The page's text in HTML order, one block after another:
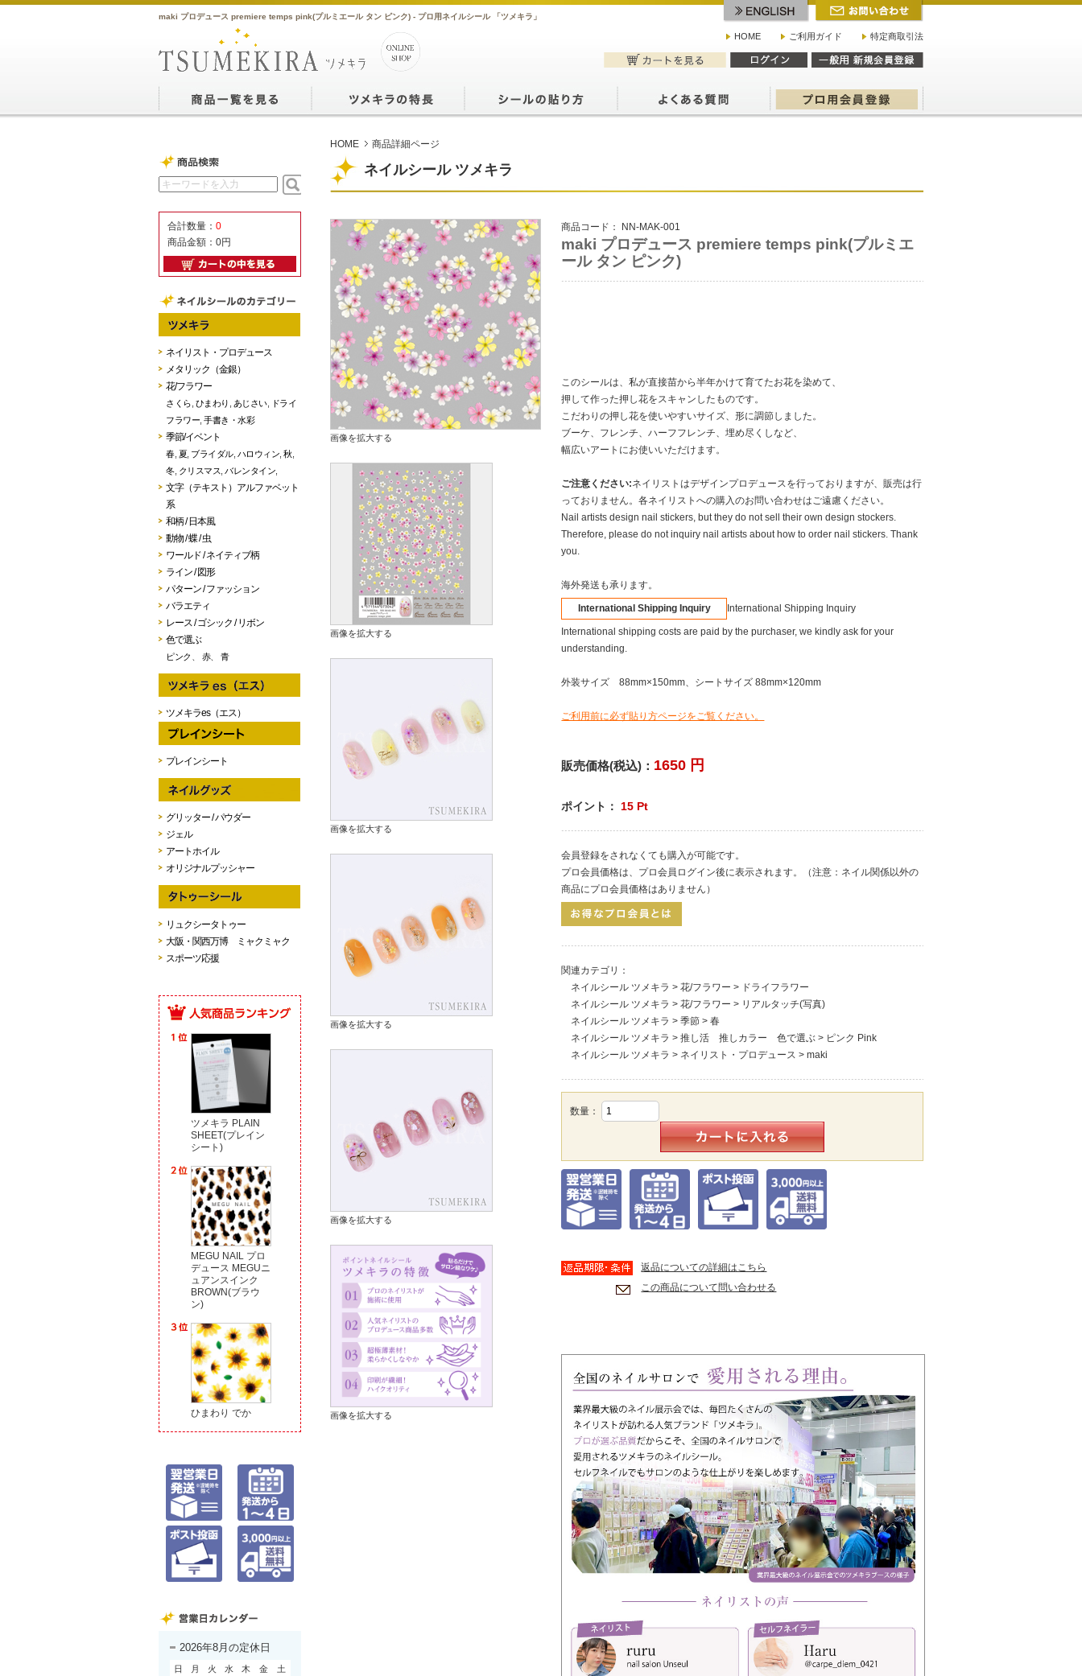
maki プロデュース premiere temps pink(プルミエール タン ピンク) - プロ用ネイルシール 「ツメキラ」
HOME ご利用ガイド 特定商取引法
HOME 商品詳細ページ
合計数量： 0
商品金額： 0円
ネイリスト・プロデュース
メタリック（金銀）
花/フラワー
さくら ひまわり あじさい,
ドライ
フラワー 手書き・水彩
季節/イベント
春, 夏 ブライダル, ハロウィン 秋
冬, クリスマス バレンタイン
文字（テキスト）アルファベット
系
和柄 / 日本風
動物 / 蝶 / 虫
ワールド / ネイティブ柄
ライン / 図形
パターン / ファッション
バラエティ
レース / ゴシック / リボン
色で選ぶ
ピンク 赤、 青
ツメキラes（エス）
プレインシート
グリッター / パウダー
ジェル
アートホイル
オリジナルプッシャー
リュクシータトゥー
大阪・関西万博 ミャクミャク
スポーツ応援
ツメキラ PLAIN
SHEET(プレイン
シート)
MEGU NAIL プロ
デュース MEGUニ
ュアンスインク
BROWN(ブラウ
ン)
ひまわり でか
2026年8月の定休日
日 月 火 水 木 金
土
ネイルシール ツメキラ
画像を拡大する
画像を拡大する
画像を拡大する
画像を拡大する
画像を拡大する
画像を拡大する
商品コード： NN-MAK-001
maki プロデュース premiere temps pink(プルミエ
ール タン ピンク)
このシールは、私が直接苗から半年かけて育てたお花を染めて、
押して作った押し花をスキャンしたものです。
こだわりの押し花を使いやすいサイズ、形に調節しました。
ブーケ、フレンチ、ハーフフレンチ、埋め尽くしなど、
幅広いアートにお使いいただけます。
ご注意ください:ネイリストはデザインプロデュースを行っておりますが、販売は行
っておりません。各ネイリストへの購入のお問い合わせはご遠慮ください。
Nail artists design nail stickers, but they do not sell their own design stockers.
Therefore, please do not inquiry nail artists about how to order nail stickers. Thank
you.
海外発送も承ります。
International Shipping Inquiry International Shipping Inquiry
International shipping costs are paid by the purchaser, we kindly ask for your
understanding.
外装サイズ 88mm×150mm、シートサイズ 88mm×120mm
ご利用前に必ず貼り方ページをご覧ください。
販売価格(税込)： 1650 円
ポイント： 15 Pt
会員登録をされなくても購入が可能です。
プロ会員価格は、プロ会員ログイン後に表示されます。（注意：ネイル関係以外の
商品にプロ会員価格はありません）
関連カテゴリ：
ネイルシール ツメキラ >花/フラワー > ドライフラワー
ネイルシール ツメキラ >花/フラワー > リアルタッチ(写真)
ネイルシール ツメキラ >季節 >春
ネイルシール ツメキラ >推し活 推しカラー 色で選ぶ > ピンク Pink
ネイルシール ツメキラ > ネイリスト・プロデュース >maki
数量：
返品についての詳細はこちら
この商品について問い合わせる